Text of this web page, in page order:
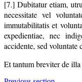
[7.] Dubitatur etiam,
necessitate vel
immutabilitatis et
expedientiae, nec
accidente, sed
Et tantum breviter de